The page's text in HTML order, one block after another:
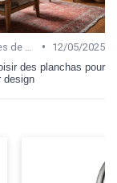
Accessoires de cuisine •
12/05/2025
des planchas pour
design